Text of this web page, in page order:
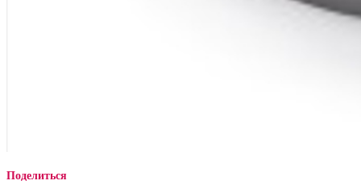
Поделиться